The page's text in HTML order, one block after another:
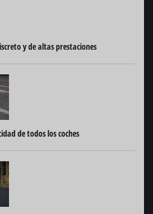
y de altas prestaciones
de todos los coches